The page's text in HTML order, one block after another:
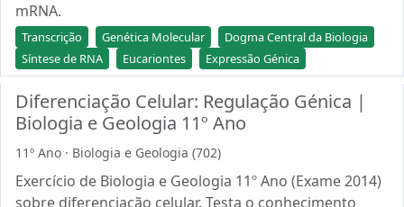
mRNA.
Transcrição Genética Molecular
Dogma Central da Biologia
Síntese de RNA
Eucariontes Expressão Génica
Diferenciação Celular: Regulação Génica |
Biologia e Geologia 11º Ano
11º Ano · Biologia e Geologia (702)
Exercício de Biologia e Geologia 11º Ano (Exame 2014)
sobre diferenciação celular. Testa o conhecimento